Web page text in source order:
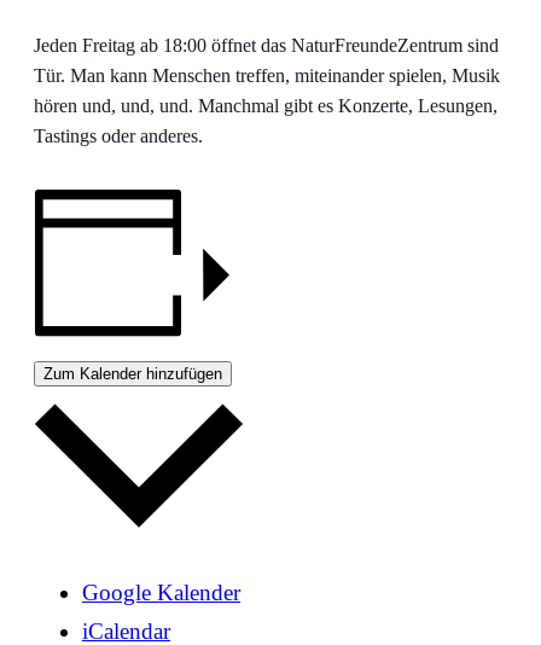
Jeden Freitag ab 18:00 öffnet das NaturFreundeZentrum sind
Tür. Man kann Menschen treffen, miteinander spielen, Musik
hören und, und, und. Manchmal gibt es Konzerte, Lesungen,
Tastings oder anderes.
Zum Kalender hinzufügen
Google Kalender
iCalendar